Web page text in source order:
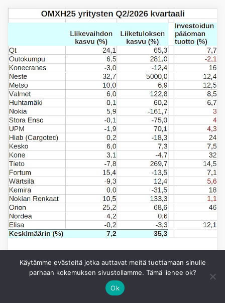
TALOUS
Yritysten liikevaihdot ja tulokset
kasvoivat Q2/2026 aikana ja osassa
Käytämme evästeitä jotka auttavat meitä tuottamaan sinulle
parhaan kokemuksen sivustollamme. Tämä lienee ok?
Ok